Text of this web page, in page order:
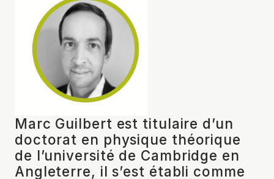
Marc Guilbert est titulaire d’un
doctorat en physique théorique
de l’université de Cambridge en
Angleterre, il s’est établi comme